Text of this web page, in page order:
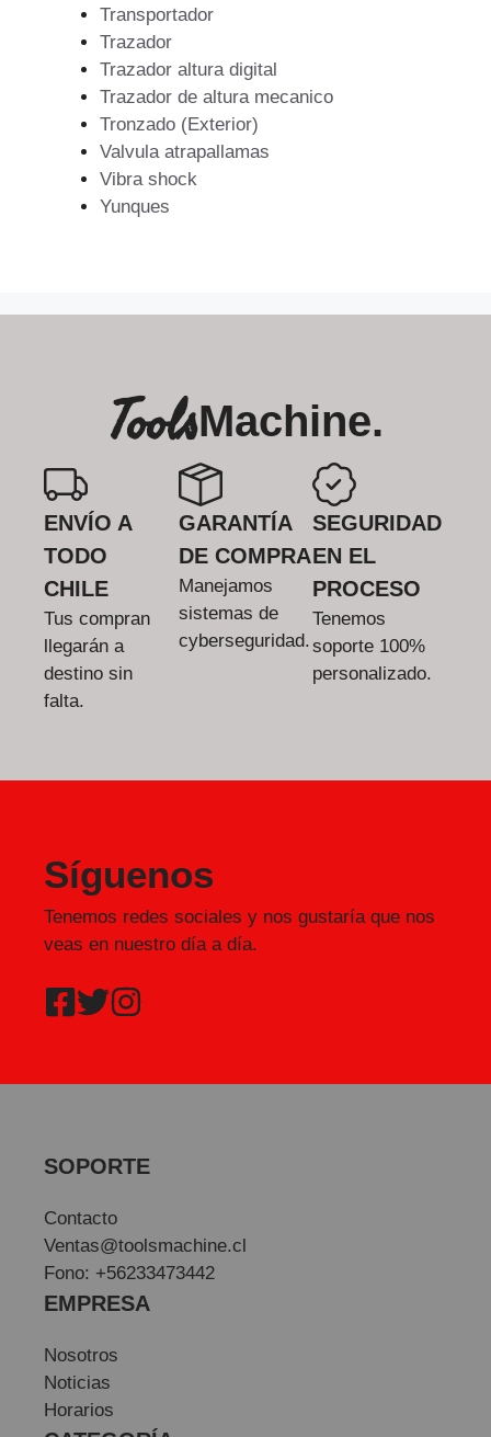
Transportador
Trazador
Trazador altura digital
Trazador de altura mecanico
Tronzado (Exterior)
Valvula atrapallamas
Vibra shock
Yunques
ToolsMachine.
ENVÍO A
TODO
CHILE
Tus compran
llegarán a
destino sin
falta.
GARANTÍA
DE COMPRA
Manejamos
sistemas de
cyberseguridad.
SEGURIDAD
EN EL
PROCESO
Tenemos
soporte 100%
personalizado.
Síguenos
Tenemos redes sociales y nos gustaría que nos
veas en nuestro día a día.
SOPORTE
Contacto
Ventas@toolsmachine.cl
Fono: +56233473442
EMPRESA
Nosotros
Noticias
Horarios